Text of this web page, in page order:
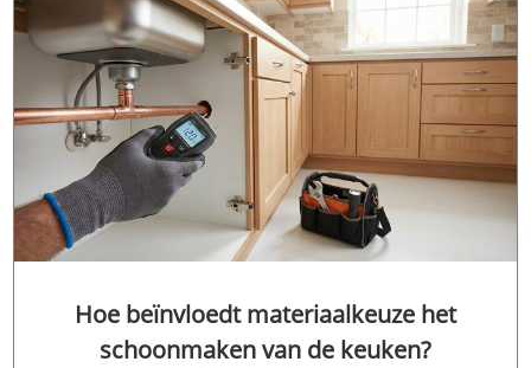
Hoe beïnvloedt materiaalkeuze het
schoonmaken van de keuken?